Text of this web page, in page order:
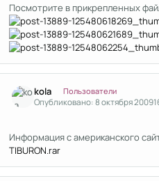
Посмотрите в прикрепленных
kola Пользователи
Опубликовано:8 октября 2009
Информация с американского
TIBURON.rar